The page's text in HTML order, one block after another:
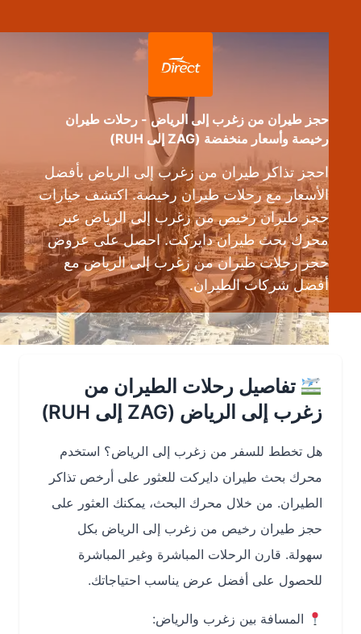
حجز طيران من زغرب إلى الرياض - رحلات طيران
رخيصة وأسعار منخفضة (ZAG إلى RUH)
احجز تذاكر طيران من زغرب إلى الرياض بأفضل
الأسعار مع رحلات طيران رخيصة. اكتشف خيارات
حجز طيران رخيص من زغرب إلى الرياض عبر
محرك بحث طيران دايركت. احصل على عروض
حجز رحلات طيران من زغرب إلى الرياض مع
أفضل شركات الطيران.
تفاصيل رحلات الطيران من
زغرب إلى الرياض (ZAG إلى RUH)
هل تخطط للسفر منزغرب إلى الرياض؟ استخدم
محرك بحث طيران دايركتللعثور على أرخص تذاكر
الطيران. من خلال محرك البحث، يمكنك العثور على
حجز طيران رخيص من زغرب إلى الرياضبكل
سهولة. قارن الرحلات المباشرة وغير المباشرة
للحصول على أفضل عرض يناسب احتياجاتك.
المسافة بين زغرب والرياض: